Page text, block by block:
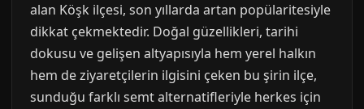
alan Köşk ilçesi, son yıllarda artan popülaritesiyle
dikkat çekmektedir. Doğal güzellikleri, tarihi
dokusu ve gelişen altyapısıyla hem yerel halkın
hem de ziyaretçilerin ilgisini çeken bu şirin ilçe,
sunduğu farklı semt alternatifleriyle herkes için